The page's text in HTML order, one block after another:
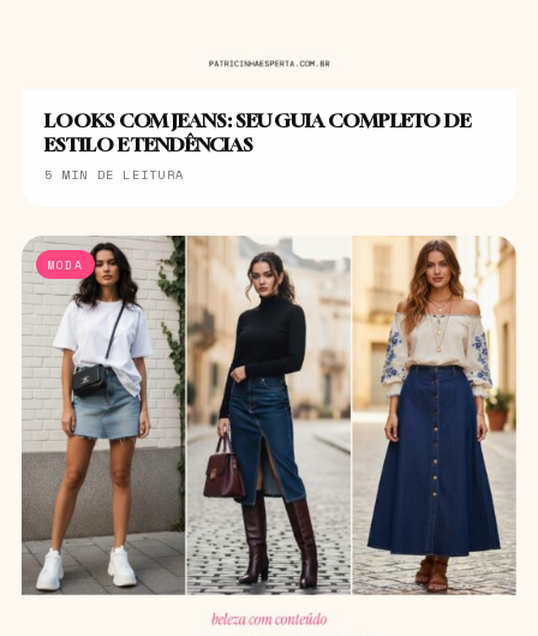
LOOKS COM JEANS: SEU GUIA COMPLETO DE
ESTILO E TENDÊNCIAS
5 MIN DE LEITURA
MODA